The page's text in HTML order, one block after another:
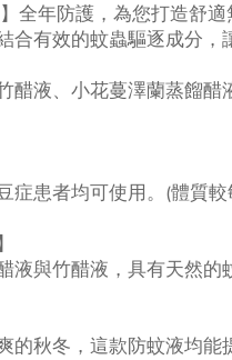
全年防護，為您打造舒適
合有效的蚊蟲驅逐成分，
醋液、小花蔓澤蘭蒸餾醋
症患者均可使用。(體質
液與竹醋液，具有天然
的秋冬，這款防蚊液均